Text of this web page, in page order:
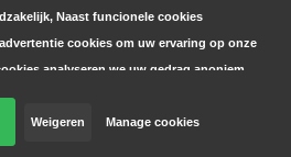
- Design byWebdinge.nl
Naast funcionele cookies
cookies om uw ervaring op onze
analyseren we uw gedrag anoniem,
om onze diensten te
te tonen. Lees hier meer over in onze
op 'bevestigen' om akkoord te gaan
Weigeren Manage cookies